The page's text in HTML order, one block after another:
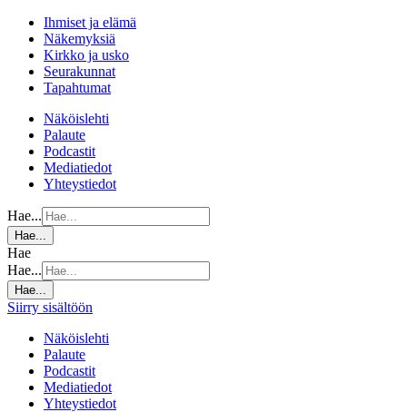
Ihmiset ja elämä
Näkemyksiä
Kirkko ja usko
Seurakunnat
Tapahtumat
Näköislehti
Palaute
Podcastit
Mediatiedot
Yhteystiedot
Hae...
Hae...
Hae
Hae...
Hae...
Siirry sisältöön
Näköislehti
Palaute
Podcastit
Mediatiedot
Yhteystiedot